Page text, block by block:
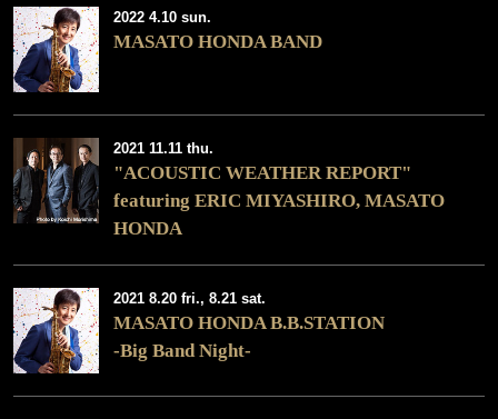
2022 4.10 sun.
MASATO HONDA BAND
2021 11.11 thu.
"ACOUSTIC WEATHER REPORT"
featuring ERIC MIYASHIRO, MASATO
HONDA
2021 8.20 fri., 8.21 sat.
MASATO HONDA B.B.STATION
-Big Band Night-